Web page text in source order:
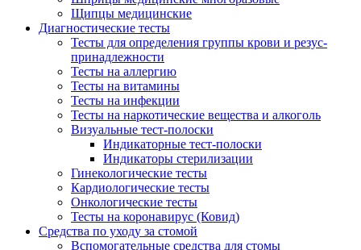
Щипцы медицинские
Диагностические тесты
Тесты для определения группы крови и резус-
принадлежности
Тесты на аллергию
Тесты на витамины
Тесты на инфекции
Тесты на наркотические вещества и алкоголь
Визуальные тест-полоски
Индикаторные тест-полоски
Индикаторы стерилизации
Гинекологические тесты
Кардиологические тесты
Онкологические тесты
Тесты на коронавирус (Ковид)
Средства по уходу за стомой
Вспомогательные средства для стомы